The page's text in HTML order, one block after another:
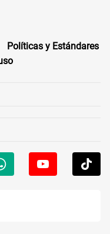
Políticas y Estándares